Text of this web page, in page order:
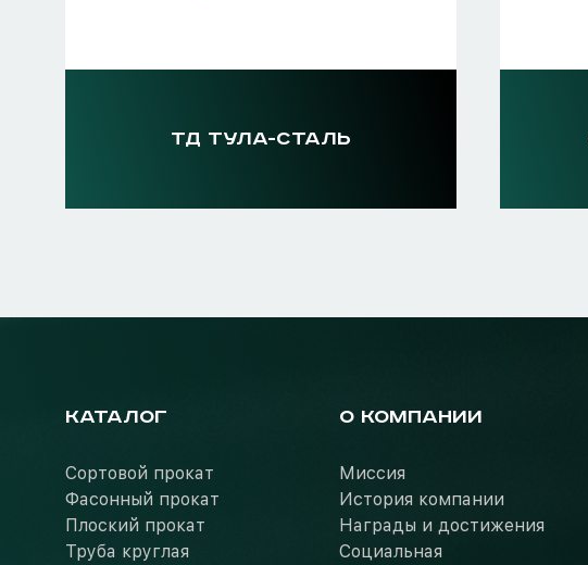
ТД ТУЛА-СТАЛЬ
КАТАЛОГ
Сортовой прокат
Фасонный прокат
Плоский прокат
Труба круглая
О КОМПАНИИ
Миссия
История компании
Награды и достижения
Социальная